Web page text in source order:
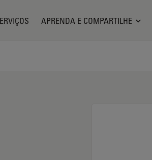
APRENDA E COMPARTILHE